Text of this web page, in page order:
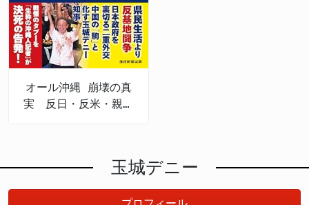
オール沖縄 崩壊の真
実 反日・反米・親中
玉城デニー